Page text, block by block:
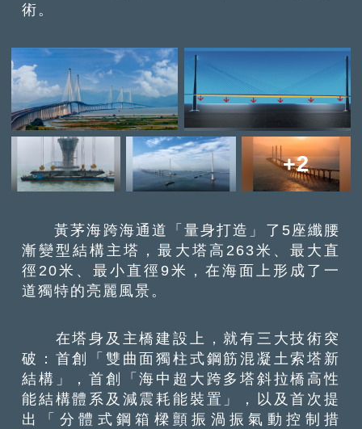
術。
+2
黃茅海跨海通道「量身打造」了5座纖腰
漸變型結構主塔，最大塔高263米、最大直
徑20米、最小直徑9米，在海面上形成了一
道獨特的亮麗風景。
在塔身及主橋建設上，就有三大技術突
破：首創「雙曲面獨柱式鋼筋混凝土索塔新
結構」，首創「海中超大跨多塔斜拉橋高性
能結構體系及減震耗能裝置」，以及首次提
出「分體式鋼箱樑顫振渦振氣動控制措